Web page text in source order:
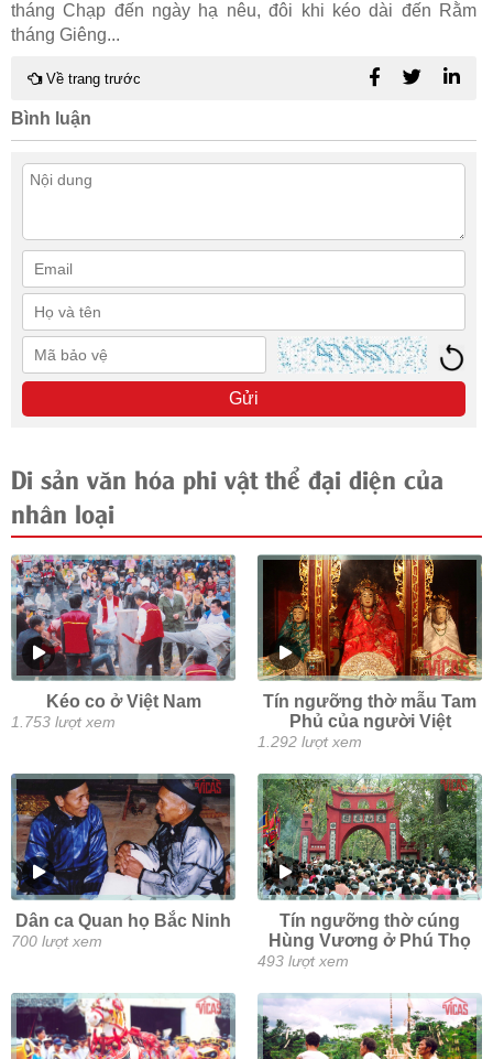
tháng Chạp đến ngày hạ nêu, đôi khi kéo dài đến Rằm
tháng Giêng...
Về trang trước
Bình luận
Gửi
Di sản văn hóa phi vật thể đại diện của
nhân loại
Kéo co ở Việt Nam
1.753 lượt xem
Tín ngưỡng thờ mẫu Tam
Phủ của người Việt
1.292 lượt xem
Dân ca Quan họ Bắc Ninh
700 lượt xem
Tín ngưỡng thờ cúng
Hùng Vương ở Phú Thọ
493 lượt xem